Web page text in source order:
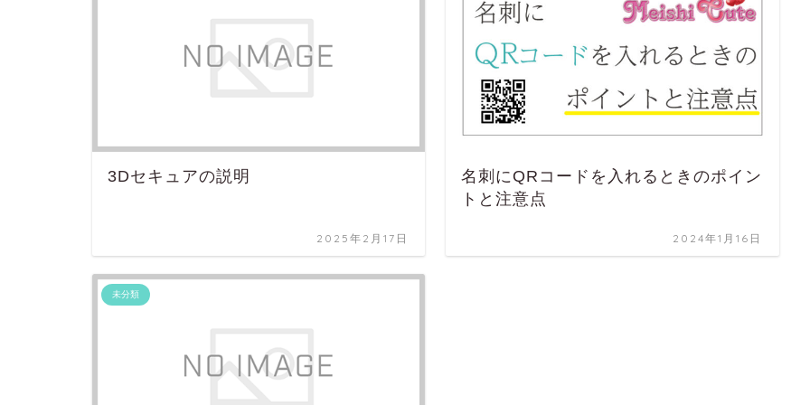
3Dセキュアの説明
2025年2月17日
名刺にQRコードを入れるときのポイン
トと注意点
2024年1月16日
未分類